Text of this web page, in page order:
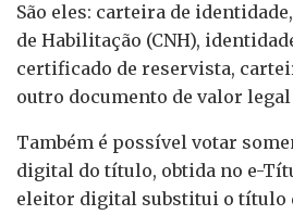
São eles: carteira de
de Habilitação (CNH),
certificado de reservista,
outro documento de valor
Também é possível votar
digital do título, obtida no e-
eleitor digital substitui o título